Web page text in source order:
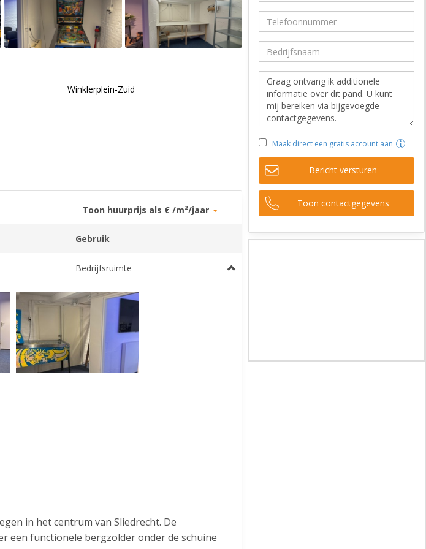
Winklerplein-Zuid
Toon huurprijs als € /m²/jaar
Gebruik
Bedrijfsruimte
in het centrum van Sliedrecht. De
een functionele bergzolder onder de schuine
Maak direct een gratis account aan
Bericht versturen
Toon contactgegevens